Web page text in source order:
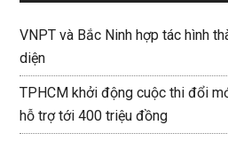
VNPT và Bắc Ninh hợp tác hình
diện
TPHCM khởi động cuộc thi đổi
hỗ trợ tới 400 triệu đồng